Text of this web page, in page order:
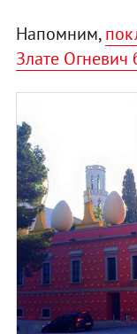
Напомним,
Злате Огневич